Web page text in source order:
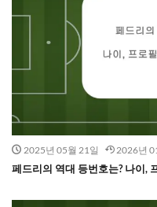
2025년 05월 21일 2026년
페드리의 역대 등번호는? 나이,